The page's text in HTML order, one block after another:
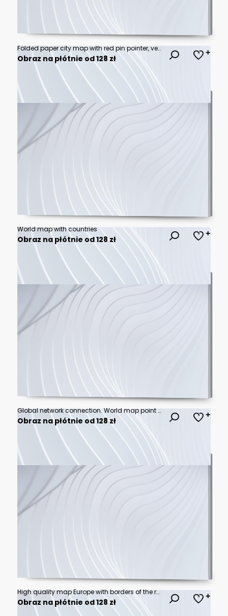
Folded paper city map with red pin pointer, vector illustration
Obraz na płótnie od 128 zł
World map with countries
Obraz na płótnie od 128 zł
Global network connection. World map point and line composition concept of global business. Vector Illustration
Obraz na płótnie od 128 zł
High quality map Europe with borders of the regions
Obraz na płótnie od 128 zł